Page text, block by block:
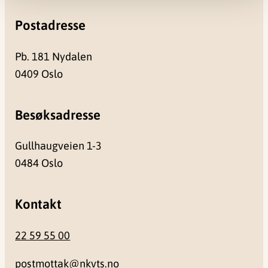
Postadresse
Pb. 181 Nydalen
0409 Oslo
Besøksadresse
Gullhaugveien 1-3
0484 Oslo
Kontakt
22 59 55 00
postmottak@nkvts.no